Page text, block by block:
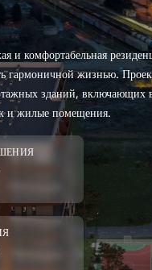
и комфортабельная
гармоничной жизнью.
зданий, включающих
и жилые помещения.